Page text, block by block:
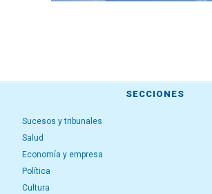
SECCIONES
Sucesos y tribunales
Salud
Economía y empresa
Política
Cultura